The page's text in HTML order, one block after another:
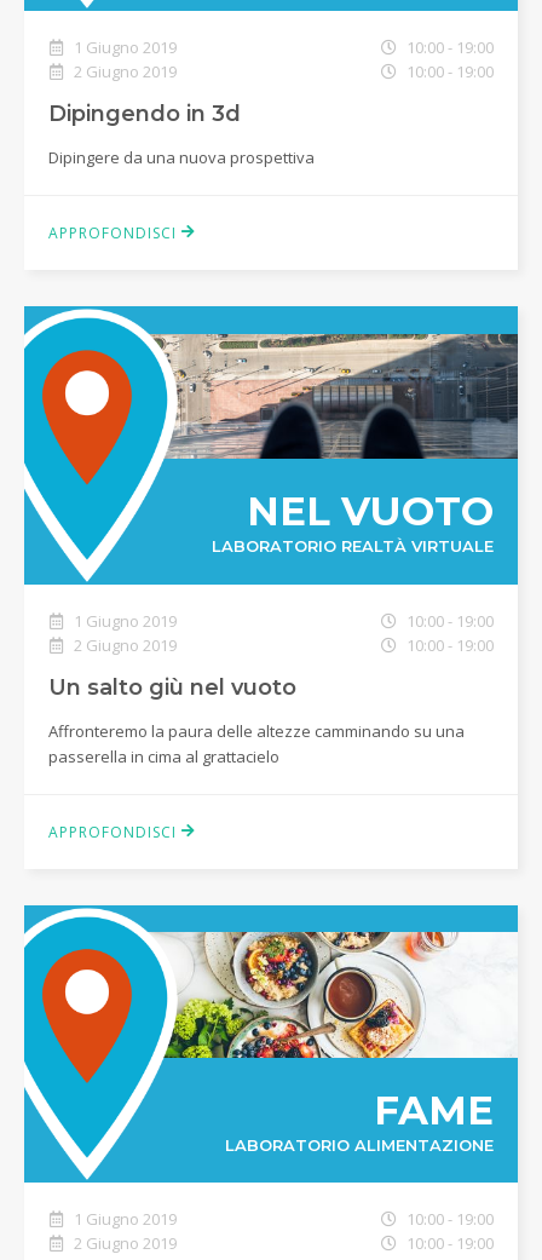
1 Giugno 2019
10:00 - 19:00
2 Giugno 2019
10:00 - 19:00
Dipingendo in 3d
Dipingere da una nuova prospettiva
APPROFONDISCI
NEL VUOTO
LABORATORIO REALTÀ VIRTUALE
1 Giugno 2019
10:00 - 19:00
2 Giugno 2019
10:00 - 19:00
Un salto giù nel vuoto
Affronteremo la paura delle altezze camminando su una
passerella in cima al grattacielo
APPROFONDISCI
FAME
LABORATORIO ALIMENTAZIONE
1 Giugno 2019
10:00 - 19:00
2 Giugno 2019
10:00 - 19:00